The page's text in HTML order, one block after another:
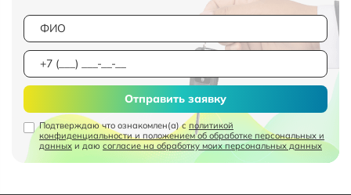
Подтверждаю что ознакомлен(а) сполитикой
конфиденциальности и положением об обработке персональных и
данных и даю согласие на обработку моих персональных данных
Отправить заявку